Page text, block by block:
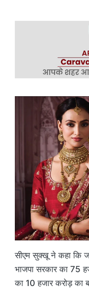
सीएम सुक्खू ने कहा कि
भाजपा सरकार का 75
का 10 हजार करोड़ का